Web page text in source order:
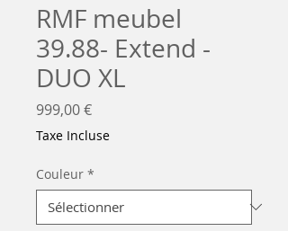
RMF meubel
39.88- Extend -
DUO XL
999,00 €Prix
Taxe Incluse
Couleur *